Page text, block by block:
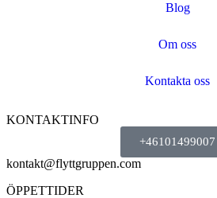
Blog
Om oss
Kontakta oss
KONTAKTINFO
+46101499007
kontakt@flyttgruppen.com
ÖPPETTIDER